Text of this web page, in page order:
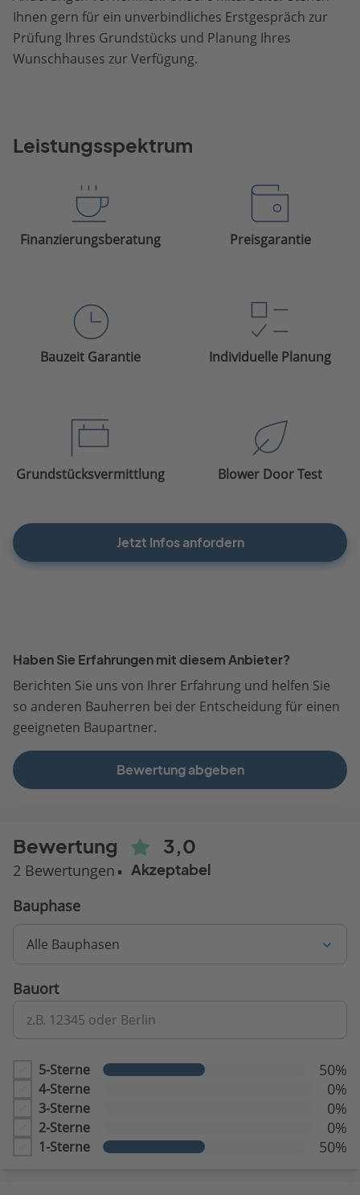
Ihnen gern für ein unverbindliches Erstgespräch zur
Prüfung Ihres Grundstücks und Planung Ihres
Wunschhauses zur Verfügung.
Leistungsspektrum
Finanzierungsberatung Preisgarantie
Bauzeit Garantie Individuelle Planung
Grundstücksvermittlung Blower Door Test
Jetzt Infos anfordern
Haben Sie Erfahrungen mit diesem Anbieter?
Berichten Sie uns von Ihrer Erfahrung und helfen Sie
so anderen Bauherren bei der Entscheidung für einen
geeigneten Baupartner.
Bewertung abgeben
Bewertung 3,0
2 Bewertungen Akzeptabel
Bauphase
Alle Bauphasen
Bauort
z.B. 12345 oder Berlin
5-Sterne 50%
4-Sterne 0%
3-Sterne 0%
2-Sterne 0%
1-Sterne 50%